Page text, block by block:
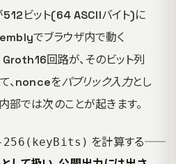
ビット(64 ASCIIバイト)に
でブラウザ内で動く
Groth16回路が、そのビット列
、nonceをパブリック入力とし
部では次のことが起きます。
256(keyBits) を計算する――